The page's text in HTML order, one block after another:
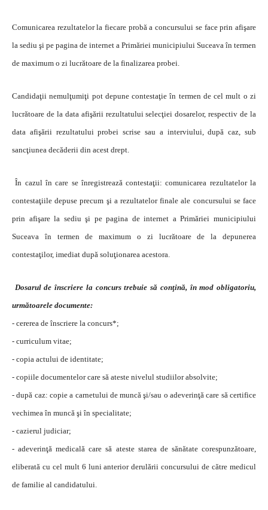
Comunicarea rezultatelor la fiecare probă a concursului se face prin afişare
la sediu şi pe pagina de internet a Primăriei municipiului Suceava în termen
de maximum o zi lucrătoare de la finalizarea probei.
Candidaţii nemulţumiţi pot depune contestaţie în termen de cel mult o zi
lucrătoare de la data afişării rezultatului selecţiei dosarelor, respectiv de la
data afişării rezultatului probei scrise sau a interviului, după caz, sub
sancţiunea decăderii din acest drept.
În cazul în care se înregistrează contestaţii: comunicarea rezultatelor la
contestaţiile depuse precum şi a rezultatelor finale ale concursului se face
prin afişare la sediu şi pe pagina de internet a Primăriei municipiului
Suceava în termen de maximum o zi lucrătoare de la depunerea
contestaţilor, imediat după soluţionarea acestora.
Dosarul de înscriere la concurs trebuie să conţină, în mod obligatoriu,
următoarele documente:
- cererea de înscriere la concurs*;
- curriculum vitae;
- copia actului de identitate;
- copiile documentelor care să ateste nivelul studiilor absolvite;
- după caz: copie a carnetului de muncă şi/sau o adeverinţă care să certifice
vechimea în muncă şi în specialitate;
- cazierul judiciar;
- adeverinţă medicală care să ateste starea de sănătate corespunzătoare,
eliberată cu cel mult 6 luni anterior derulării concursului de către medicul
de familie al candidatului.